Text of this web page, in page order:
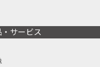
・サービス